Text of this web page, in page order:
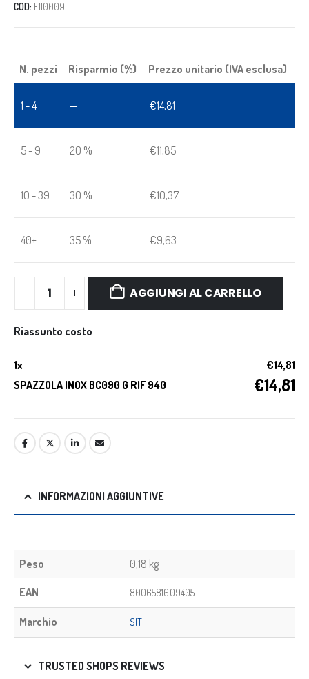
COD: E110009
N. pezzi Risparmio (%) Prezzo unitario (IVA esclusa)
1 - 4 — €14,81
5 - 9 20 % €11,85
10 - 39 30 % €10,37
40+ 35 % €9,63
AGGIUNGI AL CARRELLO
Riassunto costo
1x €14,81
SPAZZOLA INOX BC090 G RIF 940
€14,81
INFORMAZIONI AGGIUNTIVE
Peso 0,18 kg
EAN 8006581609405
Marchio SIT
TRUSTED SHOPS REVIEWS